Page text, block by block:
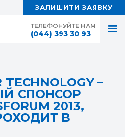
ТЕЛЕФОНУЙТЕ НАМ
(044) 393 30 93
ЗАЛИШИТИ ЗАЯВКУ
–
СПОНСОР
2013,
В